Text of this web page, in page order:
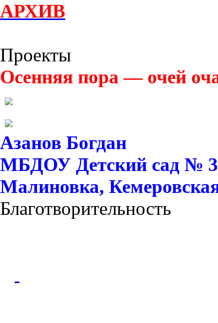
АРХИВ
Проекты
Осенняя пора — очей
Азанов Богдан
МБДОУ Детский сад №
Малиновка,
Благотворительность